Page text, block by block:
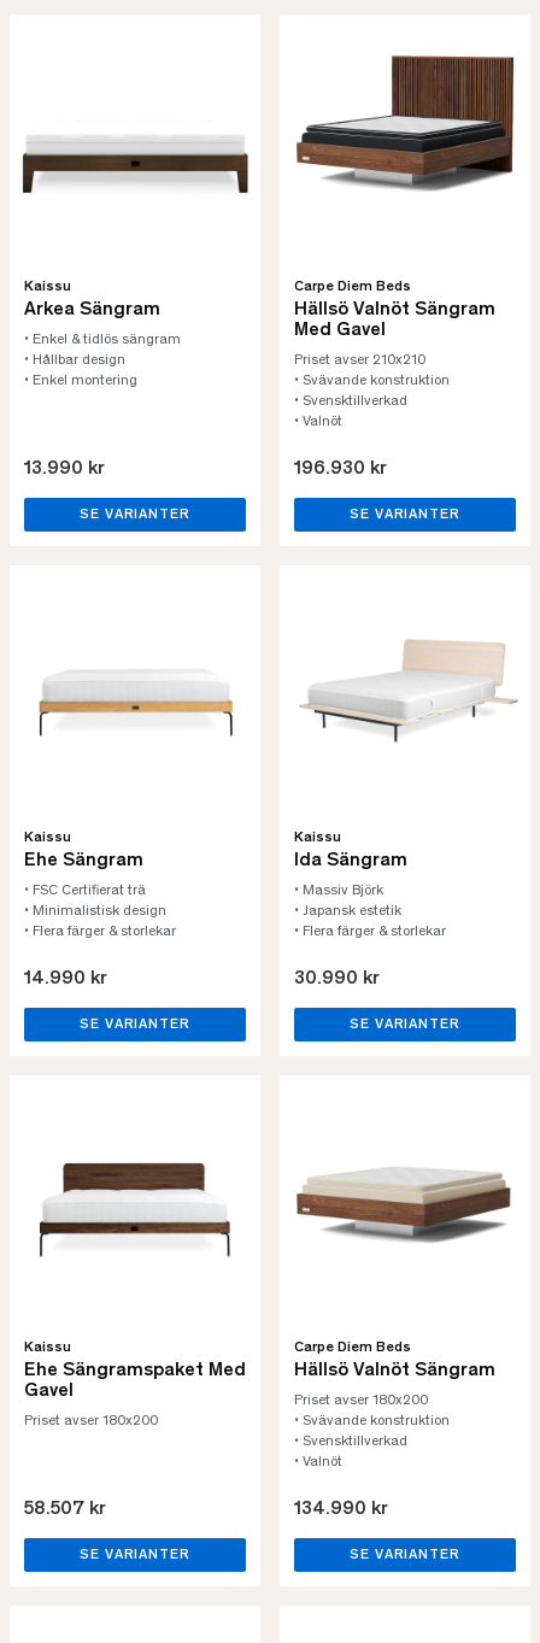
Kaissu
Arkea Sängram
• Enkel & tidlös sängram
• Hållbar design
• Enkel montering
13.990 kr
SE VARIANTER
Carpe Diem Beds
Hällsö Valnöt Sängram
Med Gavel
Priset avser 210x210
• Svävande konstruktion
• Svensktillverkad
• Valnöt
196.930 kr
SE VARIANTER
Kaissu
Ehe Sängram
• FSC Certifierat trä
• Minimalistisk design
• Flera färger & storlekar
14.990 kr
SE VARIANTER
Kaissu
Ida Sängram
• Massiv Björk
• Japansk estetik
• Flera färger & storlekar
30.990 kr
SE VARIANTER
Kaissu
Ehe Sängramspaket Med
Gavel
Priset avser 180x200
58.507 kr
SE VARIANTER
Carpe Diem Beds
Hällsö Valnöt Sängram
Priset avser 180x200
• Svävande konstruktion
• Svensktillverkad
• Valnöt
134.990 kr
SE VARIANTER